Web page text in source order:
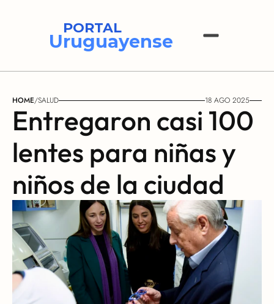
PORTAL
Uruguayense
HOME/SALUD 18 AGO 2025
Entregaron casi 100
lentes para niñas y
niños de la ciudad